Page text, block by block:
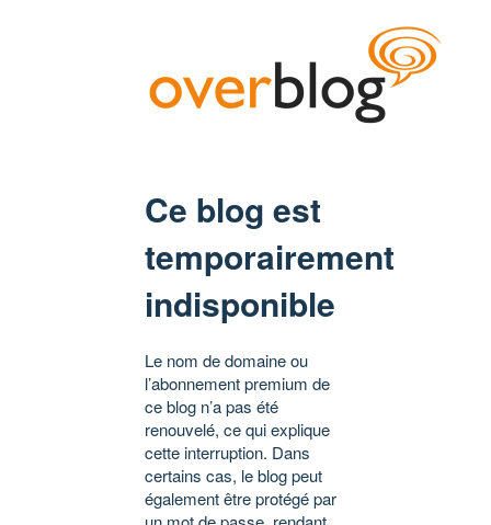
Ce blog est
temporairement
indisponible
Le nom de domaine ou
l’abonnement premium de
ce blog n’a pas été
renouvelé, ce qui explique
cette interruption. Dans
certains cas, le blog peut
également être protégé par